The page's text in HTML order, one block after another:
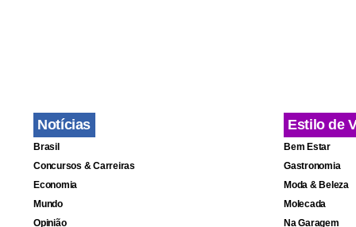
Apesar dos
ainda
seguras e
testes
Notícias
Brasil
Concursos & Carreiras
Economia
Mundo
Opinião
Estilo de
Bem Estar
Gastronomia
Moda & Beleza
Molecada
Na Garagem